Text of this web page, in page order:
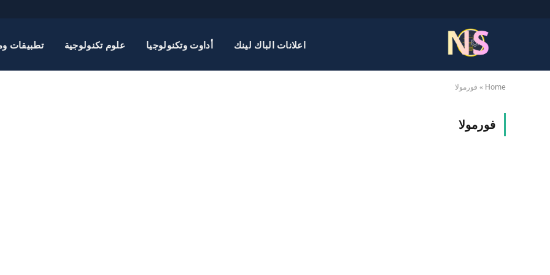
اعلانات الباك لينك أداوت وتكنولوجيا علوم تكنولوجية تطبيقات
Home
» فورمولا
فورمولا